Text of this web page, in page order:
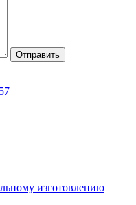
Отправить
57